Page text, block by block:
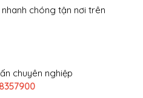
chóng tận nơi trên
chuyên nghiệp